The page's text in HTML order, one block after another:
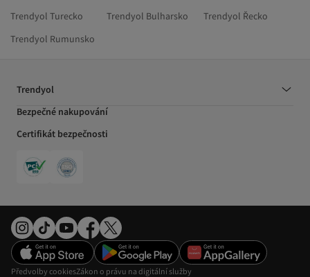
Trendyol Turecko
Trendyol Bulharsko
Trendyol Řecko
Trendyol Rumunsko
Trendyol
Bezpečné nakupování
Certifikát bezpečnosti
Předvolby cookiesZákon o právu na digitální služby